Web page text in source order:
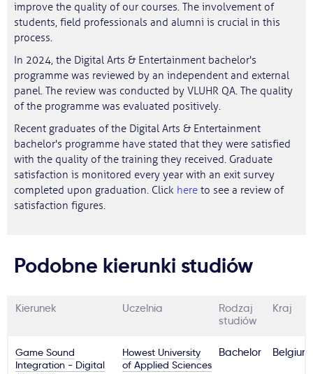
improve the quality of our courses. The involvement of
students, field professionals and alumni is crucial in this
process.
In 2024, the Digital Arts & Entertainment bachelor's
programme was reviewed by an independent and external
panel. The review was conducted by VLUHR QA. The quality
of the programme was evaluated positively.
Recent graduates of the Digital Arts & Entertainment
bachelor's programme have stated that they were satisfied
with the quality of the training they received. Graduate
satisfaction is monitored every year with an exit survey
completed upon graduation. Click here to see a review of
satisfaction figures.
Podobne kierunki studiów
Kierunek Uczelnia
Rodzaj
studiów
Kraj
Game Sound
Integration - Digital
Howest University
of Applied Sciences
Bachelor Belgium